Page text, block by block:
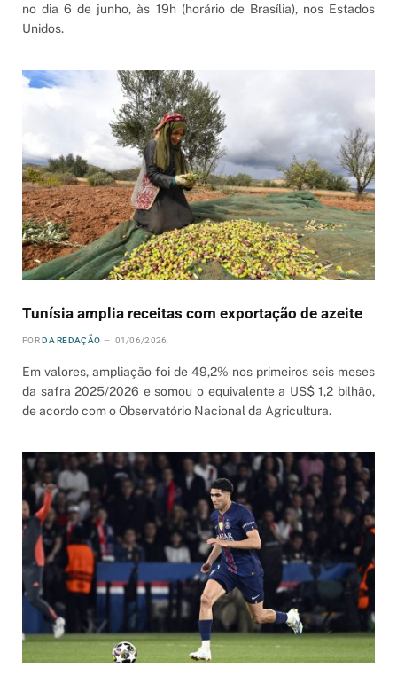
no dia 6 de junho, às 19h (horário de Brasília), nos Estados
Unidos.
Tunísia amplia receitas com exportação de azeite
POR DA REDAÇÃO 01/06/2026
Em valores, ampliação foi de 49,2% nos primeiros seis meses
da safra 2025/2026 e somou o equivalente a US$ 1,2 bilhão,
de acordo com o Observatório Nacional da Agricultura.